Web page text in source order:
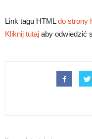
Link tagu HTMLdo strony
Kliknij tutaj aby odwiedzić